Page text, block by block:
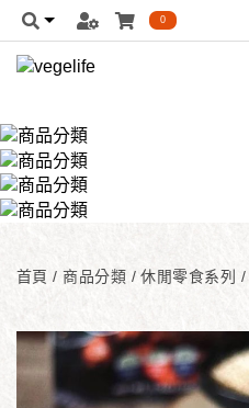
0
首頁/ 商品分類 /休閒零食系列 /